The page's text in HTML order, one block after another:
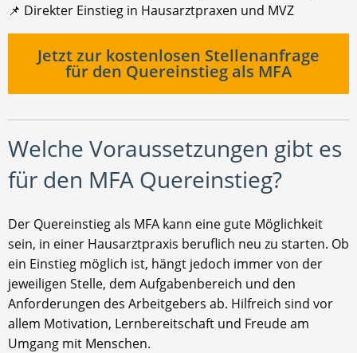
📌 Direkter Einstieg in Hausarztpraxen und MVZ
Jetzt zur kostenlosen Stellenanfrage
für den Quereinstieg als MFA
Welche Voraussetzungen gibt es
für den MFA Quereinstieg?
Der Quereinstieg als MFA kann eine gute Möglichkeit
sein, in einer Hausarztpraxis beruflich neu zu starten. Ob
ein Einstieg möglich ist, hängt jedoch immer von der
jeweiligen Stelle, dem Aufgabenbereich und den
Anforderungen des Arbeitgebers ab. Hilfreich sind vor
allem Motivation, Lernbereitschaft und Freude am
Umgang mit Menschen.